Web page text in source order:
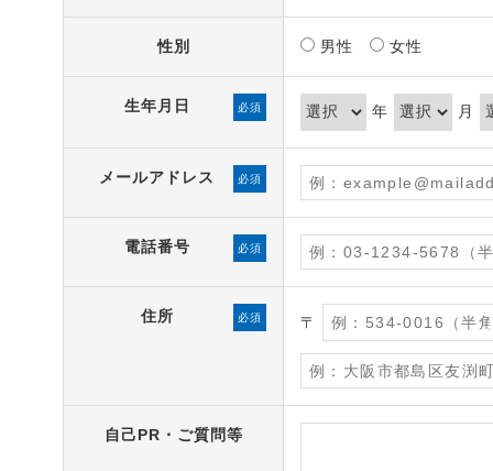
性別 男性 女性
生年月日 必須 年 月
メールアドレス 必須
電話番号 必須
住所 必須 〒
自己PR・ご質問等